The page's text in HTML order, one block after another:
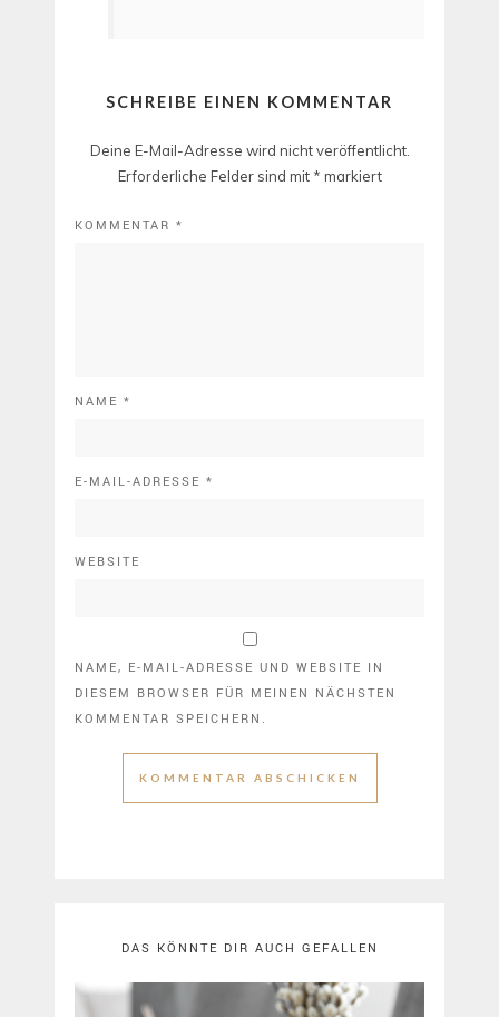
SCHREIBE EINEN KOMMENTAR
Deine E-Mail-Adresse wird nicht veröffentlicht.
Erforderliche Felder sind mit * markiert
KOMMENTAR *
NAME *
E-MAIL-ADRESSE *
WEBSITE
NAME, E-MAIL-ADRESSE UND WEBSITE IN
DIESEM BROWSER FÜR MEINEN NÄCHSTEN
KOMMENTAR SPEICHERN.
DAS KÖNNTE DIR AUCH GEFALLEN